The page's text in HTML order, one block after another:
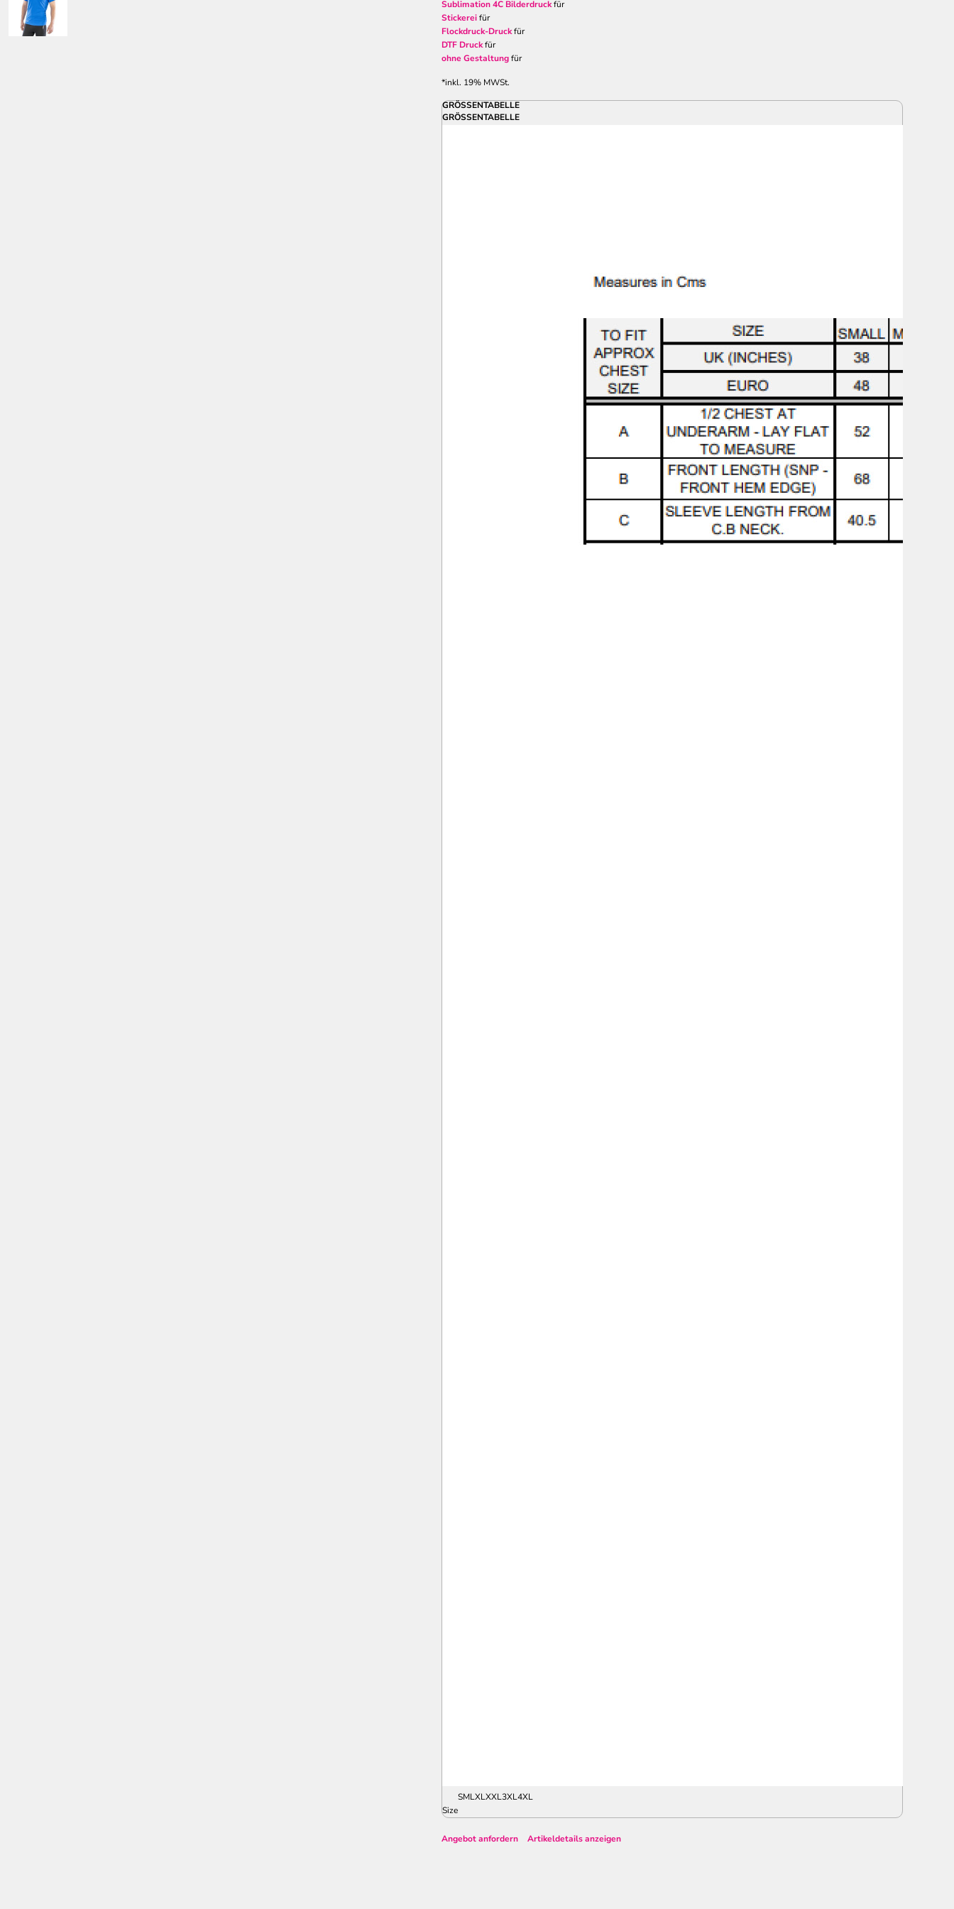
Sublimation 4C Bilderdruckfür
Stickereifür
Flockdruck-Druckfür
DTF Druckfür
ohne Gestaltungfür
*inkl. 19% MWSt.
GRÖSSENTABELLE
GRÖSSENTABELLE
SMLXLXXL3XL4XL
Size
Angebot anfordern Artikeldetails anzeigen